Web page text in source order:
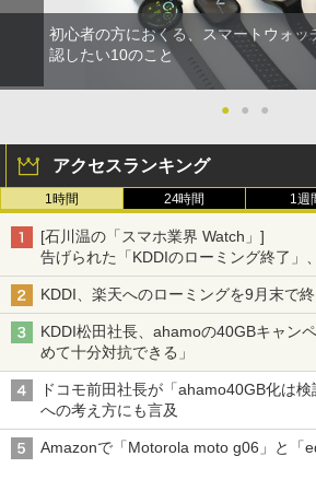
初心者の方におくる、スマートウォッ
認したい10のこと
● ● ●
アクセスランキング
1時間 24時間 1週
[石川温の「スマホ業界 Watch」]
告げられた「KDDIのローミング終了」
穴と楽天モバイルの課題
KDDI、楽天へのローミングを9月末で終
KDDI松田社長、ahamoの40GBキャン
めて十分対抗できる」
ドコモ前田社長が「ahamo40GB化は
への考え方にも言及
Amazonで「Motorola moto g06」と「